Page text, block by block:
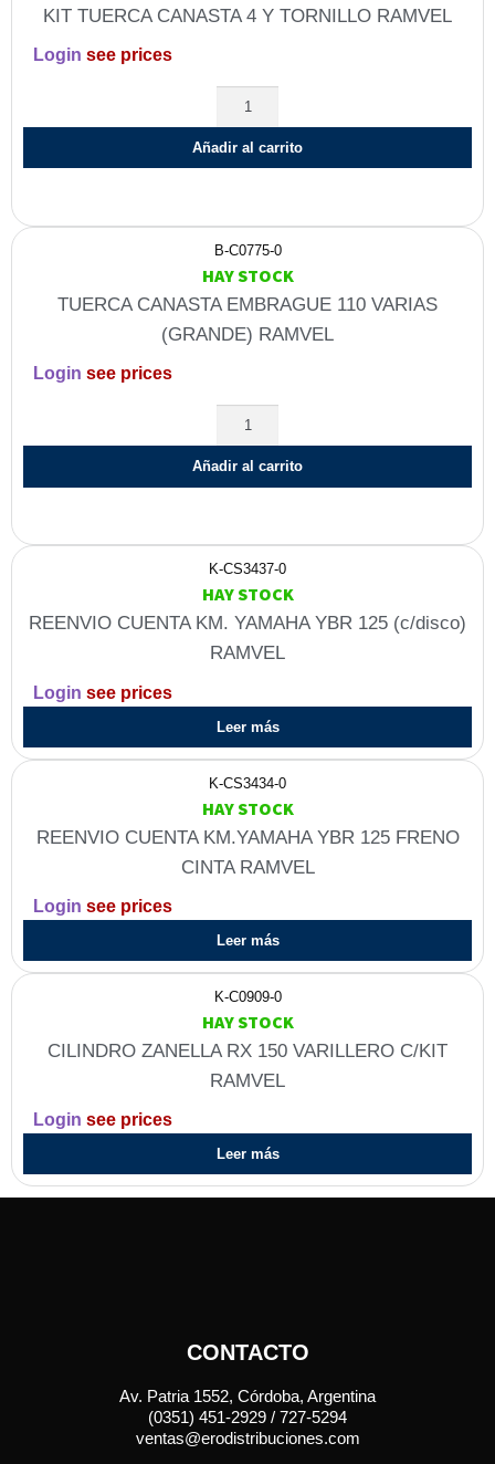
KIT TUERCA CANASTA 4 Y TORNILLO RAMVEL
Login see prices
Añadir al carrito
B-C0775-0
HAY STOCK
TUERCA CANASTA EMBRAGUE 110 VARIAS
(GRANDE) RAMVEL
Login see prices
Añadir al carrito
K-CS3437-0
HAY STOCK
REENVIO CUENTA KM. YAMAHA YBR 125 (c/disco)
RAMVEL
Login see prices
Leer más
K-CS3434-0
HAY STOCK
REENVIO CUENTA KM.YAMAHA YBR 125 FRENO
CINTA RAMVEL
Login see prices
Leer más
K-C0909-0
HAY STOCK
CILINDRO ZANELLA RX 150 VARILLERO C/KIT
RAMVEL
Login see prices
Leer más
CONTACTO
Av. Patria 1552, Córdoba, Argentina
(0351) 451-2929 / 727-5294
ventas@erodistribuciones.com